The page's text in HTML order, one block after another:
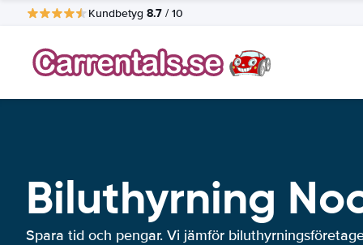
Kundbetyg 8.7 / 10
Biluthyrning
Spara tid och pengar. Vi jämför